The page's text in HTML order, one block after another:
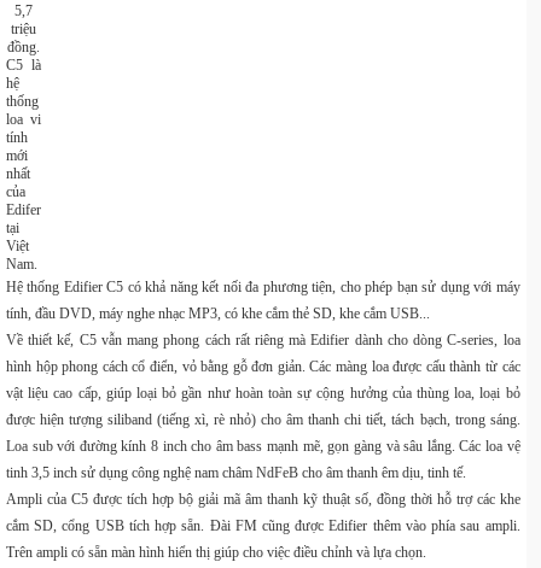
C5 là
hệ
thống
loa vi
tính
mới
nhất
của
Edifer
tại
Việt
Nam.
Hệ thống Edifier C5 có khả năng kết nối đa phương tiện, cho phép bạn sử dụng với máy
tính, đầu DVD, máy nghe nhạc MP3, có khe cắm thẻ SD, khe cắm USB...
Về thiết kế, C5 vẫn mang phong cách rất riêng mà Edifier dành cho dòng C-series, loa
hình hộp phong cách cổ điển, vỏ bằng gỗ đơn giản. Các màng loa được cấu thành từ các
vật liệu cao cấp, giúp loại bỏ gần như hoàn toàn sự cộng hưởng của thùng loa, loại bỏ
được hiện tượng siliband (tiếng xì, rè nhỏ) cho âm thanh chi tiết, tách bạch, trong sáng.
Loa sub với đường kính 8 inch cho âm bass mạnh mẽ, gọn gàng và sâu lắng. Các loa vệ
tinh 3,5 inch sử dụng công nghệ nam châm NdFeB cho âm thanh êm dịu, tinh tế.
Ampli của C5 được tích hợp bộ giải mã âm thanh kỹ thuật số, đồng thời hỗ trợ các khe
cắm SD, cổng USB tích hợp sẵn. Đài FM cũng được Edifier thêm vào phía sau ampli.
Trên ampli có sẵn màn hình hiển thị giúp cho việc điều chỉnh và lựa chọn.